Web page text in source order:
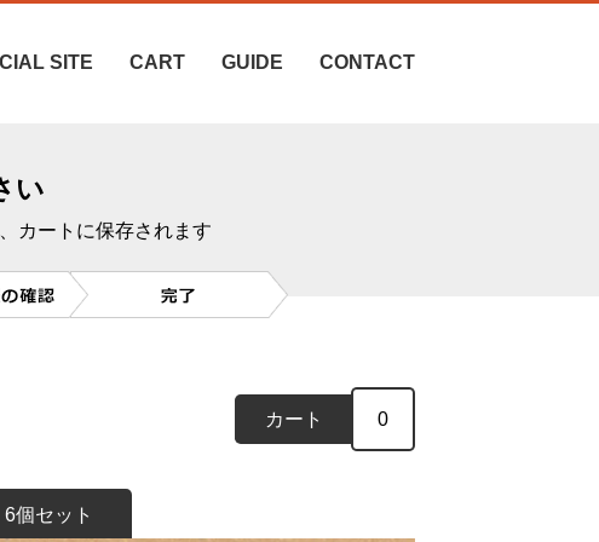
SITE CART GUIDE CONTACT
い
カートに保存されます
カート 0
6個セット